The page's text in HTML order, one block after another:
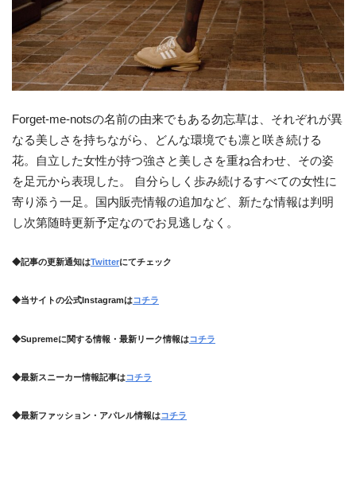
Forget-me-notsの名前の由来でもある勿忘草は、それぞれが異
なる美しさを持ちながら、どんな環境でも凛と咲き続ける
花。自立した女性が持つ強さと美しさを重ね合わせ、その姿
を足元から表現した。 自分らしく歩み続けるすべての女性に
寄り添う一足。国内販売情報の追加など、新たな情報は判明
し次第随時更新予定なのでお見逃しなく。
◆記事の更新通知はTwitterにてチェック
◆当サイトの公式Instagramはコチラ
◆Supremeに関する情報・最新リーク情報はコチラ
◆最新スニーカー情報記事はコチラ
◆最新ファッション・アパレル情報はコチラ